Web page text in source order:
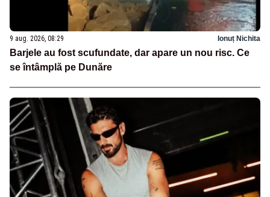
9 aug. 2026, 08:29 Ionuț Nichita
Barjele au fost scufundate, dar apare un nou risc. Ce
se întâmplă pe Dunăre